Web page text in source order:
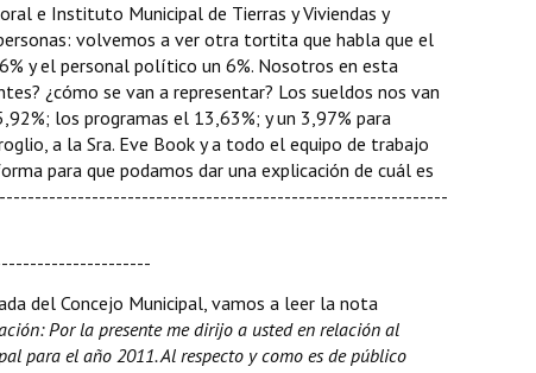
e Instituto Municipal de Tierras y Viviendas y
volvemos a ver otra tortita que habla que el
y el personal político un 6%. Nosotros en esta
¿cómo se van a representar? Los sueldos nos van
los programas el 13,63%; y un 3,97% para
a la Sra. Eve Book y a todo el equipo de trabajo
para que podamos dar una explicación de cuál es
del Concejo Municipal, vamos a leer la nota
Por la presente me dirijo a usted en relación al
para el año 2011. Al respecto y como es de público